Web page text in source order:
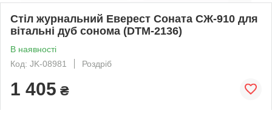
Стіл журнальний Еверест Соната СЖ-910 для
вітальні дуб сонома (DTM-2136)
В наявності
Код: JK-08981
Роздріб
1 405 ₴